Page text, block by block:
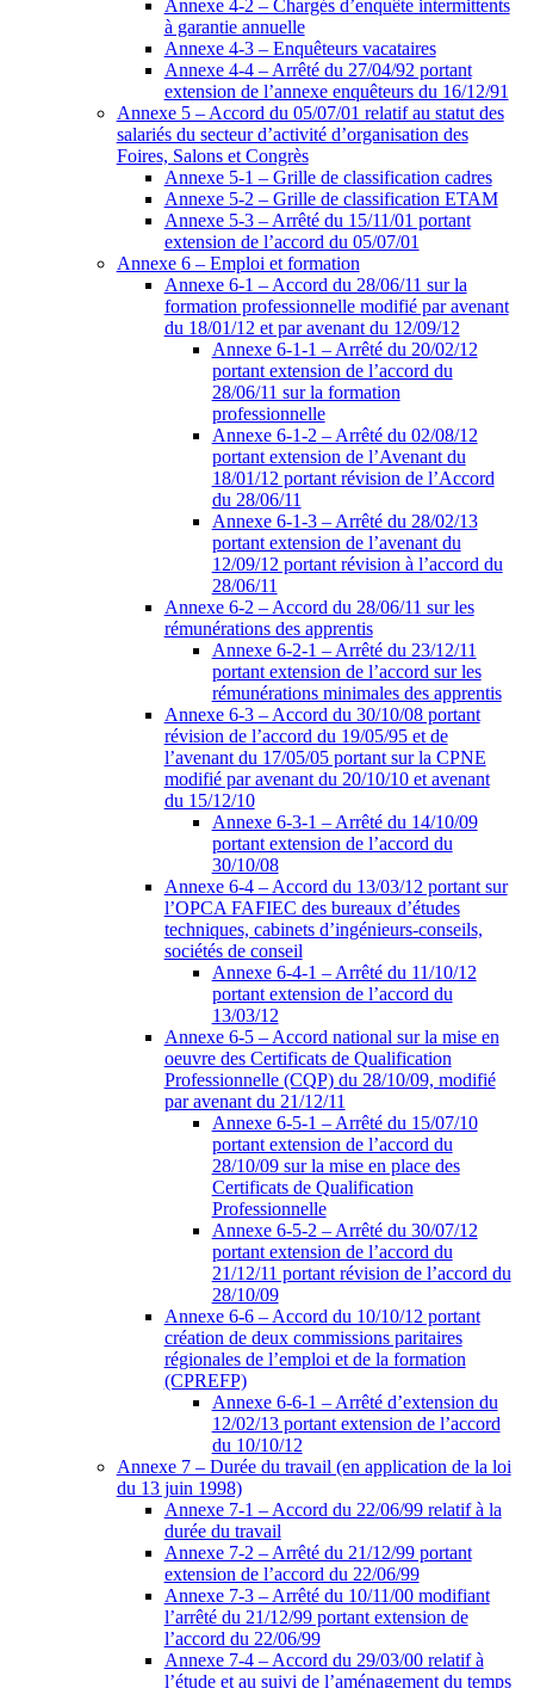
Annexe 4-2 – Chargés d’enquête intermittents
à garantie annuelle
Annexe 4-3 – Enquêteurs vacataires
Annexe 4-4 – Arrêté du 27/04/92 portant
extension de l’annexe enquêteurs du 16/12/91
Annexe 5 – Accord du 05/07/01 relatif au statut des
salariés du secteur d’activité d’organisation des
Foires, Salons et Congrès
Annexe 5-1 – Grille de classification cadres
Annexe 5-2 – Grille de classification ETAM
Annexe 5-3 – Arrêté du 15/11/01 portant
extension de l’accord du 05/07/01
Annexe 6 – Emploi et formation
Annexe 6-1 – Accord du 28/06/11 sur la
formation professionnelle modifié par avenant
du 18/01/12 et par avenant du 12/09/12
Annexe 6-1-1 – Arrêté du 20/02/12
portant extension de l’accord du
28/06/11 sur la formation
professionnelle
Annexe 6-1-2 – Arrêté du 02/08/12
portant extension de l’Avenant du
18/01/12 portant révision de l’Accord
du 28/06/11
Annexe 6-1-3 – Arrêté du 28/02/13
portant extension de l’avenant du
12/09/12 portant révision à l’accord du
28/06/11
Annexe 6-2 – Accord du 28/06/11 sur les
rémunérations des apprentis
Annexe 6-2-1 – Arrêté du 23/12/11
portant extension de l’accord sur les
rémunérations minimales des apprentis
Annexe 6-3 – Accord du 30/10/08 portant
révision de l’accord du 19/05/95 et de
l’avenant du 17/05/05 portant sur la CPNE
modifié par avenant du 20/10/10 et avenant
du 15/12/10
Annexe 6-3-1 – Arrêté du 14/10/09
portant extension de l’accord du
30/10/08
Annexe 6-4 – Accord du 13/03/12 portant sur
l’OPCA FAFIEC des bureaux d’études
techniques, cabinets d’ingénieurs-conseils,
sociétés de conseil
Annexe 6-4-1 – Arrêté du 11/10/12
portant extension de l’accord du
13/03/12
Annexe 6-5 – Accord national sur la mise en
oeuvre des Certificats de Qualification
Professionnelle (CQP) du 28/10/09, modifié
par avenant du 21/12/11
Annexe 6-5-1 – Arrêté du 15/07/10
portant extension de l’accord du
28/10/09 sur la mise en place des
Certificats de Qualification
Professionnelle
Annexe 6-5-2 – Arrêté du 30/07/12
portant extension de l’accord du
21/12/11 portant révision de l’accord du
28/10/09
Annexe 6-6 – Accord du 10/10/12 portant
création de deux commissions paritaires
régionales de l’emploi et de la formation
(CPREFP)
Annexe 6-6-1 – Arrêté d’extension du
12/02/13 portant extension de l’accord
du 10/10/12
Annexe 7 – Durée du travail (en application de la loi
du 13 juin 1998)
Annexe 7-1 – Accord du 22/06/99 relatif à la
durée du travail
Annexe 7-2 – Arrêté du 21/12/99 portant
extension de l’accord du 22/06/99
Annexe 7-3 – Arrêté du 10/11/00 modifiant
l’arrêté du 21/12/99 portant extension de
l’accord du 22/06/99
Annexe 7-4 – Accord du 29/03/00 relatif à
l’étude et au suivi de l’aménagement du temps